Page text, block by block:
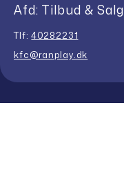
Afd: Tilbud & Salg
Tlf:40282231
kfc@ranplay.dk